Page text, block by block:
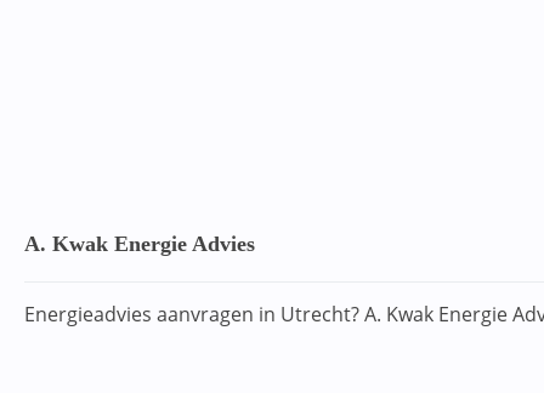
A. Kwak Energie Advies
Energieadvies aanvragen in Utrecht? A. Kwak Energie